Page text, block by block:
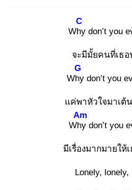
Why
C
don’t you
จะมีมั้ยคนที่เธ
Why
G
don’t you
แค่พาหัวใจมาเต้
Why
Am
don’t you
มีเรื่องมากมายให้
Lonely, lonely,